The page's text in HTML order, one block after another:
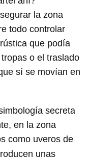
la zona
todo controlar
que podía
o el traslado
sí se movían en
secreta
en la zona
como uveros de
unas